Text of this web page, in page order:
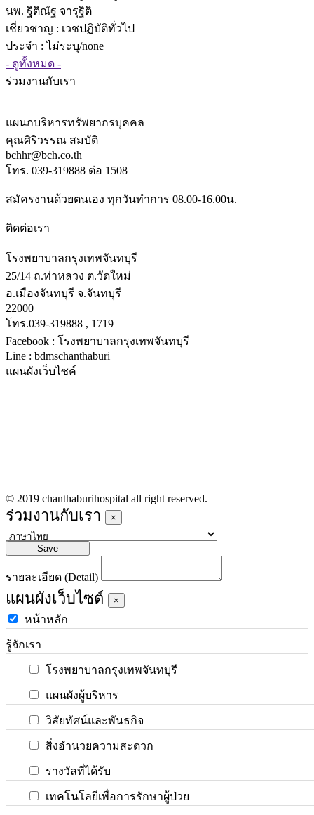
นพ. ฐิติณัฐ จารุฐิติ
เชี่ยวชาญ : เวชปฏิบัติทั่วไป
ประจำ : ไม่ระบุ/none
- ดูทั้งหมด -
ร่วมงานกับเรา
แผนกบริหารทรัพยากรบุคคล
คุณศิริวรรณ สมบัติ
bchhr@bch.co.th
โทร. 039-319888 ต่อ 1508
สมัครงานด้วยตนเอง ทุกวันทำการ 08.00-16.00น.
ติดต่อเรา
โรงพยาบาลกรุงเทพจันทบุรี
25/14 ถ.ท่าหลวง ต.วัดใหม่
อ.เมืองจันทบุรี จ.จันทบุรี
22000
โทร.039-319888 , 1719
Facebook : โรงพยาบาลกรุงเทพจันทบุรี
Line : bdmschanthaburi
แผนผังเว็บไซค์
© 2019 chanthaburihospital all right reserved.
ร่วมงานกับเรา ×
Save
รายละเอียด (Detail)
แผนผังเว็บไซต์ ×
หน้าหลัก
รู้จักเรา
โรงพยาบาลกรุงเทพจันทบุรี
แผนผังผู้บริหาร
วิสัยทัศน์และพันธกิจ
สิ่งอำนวยความสะดวก
รางวัลที่ได้รับ
เทคโนโลยีเพื่อการรักษาผู้ป่วย